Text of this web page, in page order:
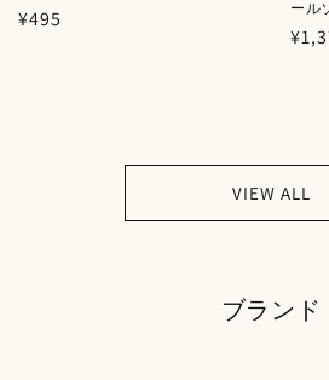
通
¥495 ール
通
VIEW ALL
ブランド